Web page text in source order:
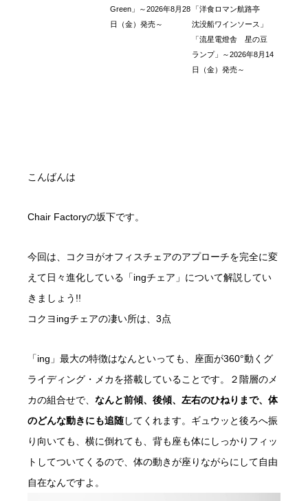
Green」～2026年8月28
日（金）発売～
「洋食ロマン航路亭
沈没船ワインソース」
「流星電燈舎 星の豆
ランプ」～2026年8月14
日（金）発売～
こんばんは
Chair Factoryの坂下です。
今回は、コクヨがオフィスチェアのアプローチを完全に変
えて日々進化している「ingチェア」について解説してい
きましょう!!
コクヨingチェアの凄い所は、3点
「ing」最大の特徴はなんといっても、座面が360°動くグ
ライディング・メカを搭載していることです。２階層のメ
カの組合せで、 なんと前傾、後傾、左右のひねりまで、体
のどんな動きにも追随してくれます。ギュウッと後ろへ振
り向いても、横に倒れても、背も座も体にしっかりフィッ
トしてついてくるので、体の動きが座りながらにして自由
自在なんですよ。